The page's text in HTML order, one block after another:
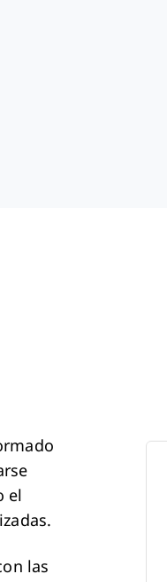
el
las